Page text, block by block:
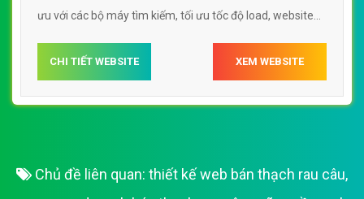
ưu với các bộ máy tìm kiếm, tối ưu tốc độ load, website
website Web bán thạch rau câu wwwbachhoaxanhcom
CHI TIẾT WEBSITE XEM WEBSITE
Chủ đề liên quan: thiết kế web bán thạch rau câu,